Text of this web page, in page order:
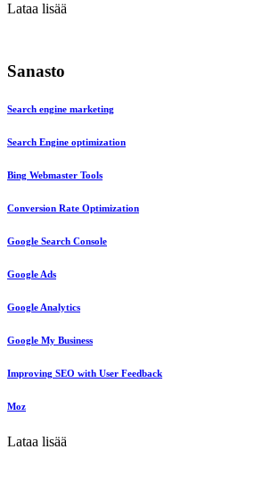
Lataa lisää
Sanasto
Search engine marketing
Search Engine optimization
Bing Webmaster Tools
Conversion Rate Optimization
Google Search Console
Google Ads
Google Analytics
Google My Business
Improving SEO with User Feedback
Moz
Lataa lisää